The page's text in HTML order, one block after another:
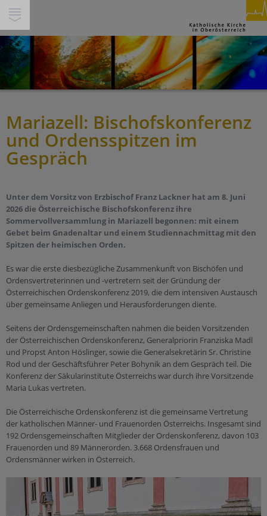
SUCHE
INHALTE
PFARREN
GLAUBEN & FEIERN
Spiritualität
Feiern
Beten
Segnen
Pilgern
Begleiten
Berufen sein
Sakramente
Taufe
Eucharistie
Beichte
Krankensalbung
Ehe
Heilige Zeiten
Kirchenjahr
Sonntag
Orte & Worte
THEMEN
Miteinander
Gesellschaft & Soziales
Werte
Schöpfung und Nachhaltigkeit
Tod & Trauer
Leben
Kinder & Jugend
SERVICE & HILFE
Über Uns
Jobs
Presse/Medien
Kirchenbeitrag
Buch & Segen
Medienverleih
Epolmedia
Ich möchte...
meine Freizeit gestalten!
reden!
anderen helfen!
mich weiterbilden!
Beratung
wieder eintreten!
Ehe & Beziehung
Mobbing
Missbrauch & Gewalt
Pastorale Orte
Pfarren
Bildungshäuser
Orden und Klöster
Citypastoral
Organisationen
Caritas
Katholisches Bildungswerk
Katholische Aktion
Ämter & Einrichtungen
Schulamt
Ordinariat
Mariazell: Bischofskonferenz
und Ordensspitzen im
Gespräch
Unter dem Vorsitz von Erzbischof Franz Lackner hat am 8. Juni
2026 die Österreichische Bischofskonferenz ihre
Sommervollversammlung in Mariazell begonnen: mit einem
Gebet beim Gnadenaltar und einem Studiennachmittag mit den
Spitzen der heimischen Orden.
Es war die erste diesbezügliche Zusammenkunft von Bischöfen und
Ordensvertreterinnen und -vertretern seit der Gründung der
Österreichischen Ordenskonferenz 2019, die dem intensiven Austausch
über gemeinsame Anliegen und Herausforderungen diente.
Seitens der Ordensgemeinschaften nahmen die beiden Vorsitzenden
der Österreichischen Ordenskonferenz, Generalpriorin Franziska Madl
und Propst Anton Höslinger, sowie die Generalsekretärin Sr. Christine
Rod und der Geschäftsführer Peter Bohynik an dem Gespräch teil. Die
Konferenz der Säkularinstitute Österreichs war durch ihre Vorsitzende
Maria Lukas vertreten.
Die Österreichische Ordenskonferenz ist die gemeinsame Vertretung
der katholischen Männer- und Frauenorden Österreichs. Insgesamt sind
192 Ordensgemeinschaften Mitglieder der Ordenskonferenz, davon 103
Frauenorden und 89 Männerorden. 3.668 Ordensfrauen und
Ordensmänner wirken in Österreich.